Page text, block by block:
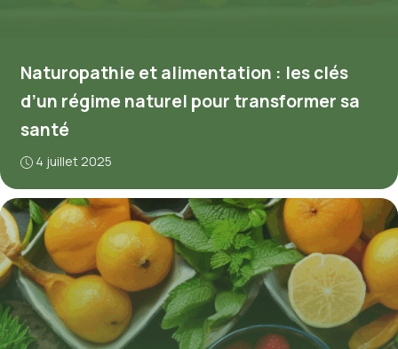
Naturopathie et alimentation : les clés
d’un régime naturel pour transformer sa
santé
4 juillet 2025